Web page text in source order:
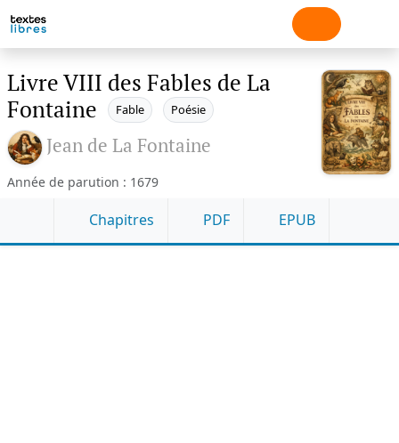
Livre VIII des Fables de La
Fontaine
Fable Poésie
Jean de La Fontaine
Année de parution : 1679
Chapitres PDF EPUB